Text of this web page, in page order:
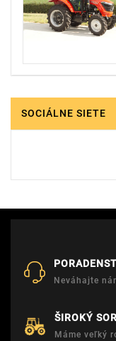
SOCIÁLNE SIETE
Neváhajte
ŠIROKÝ
Máme veľký